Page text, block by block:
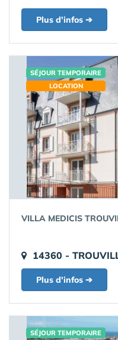
Plus d'infos ➔
SÉJOUR TEMPORAIRE
LOCATION
VILLA MEDICIS
14360 -
Plus d'infos ➔
SÉJOUR TEMPORAIRE